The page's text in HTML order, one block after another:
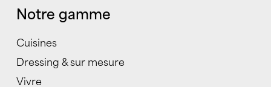
Notre gamme
Cuisines
Dressing & sur mesure
Vivre